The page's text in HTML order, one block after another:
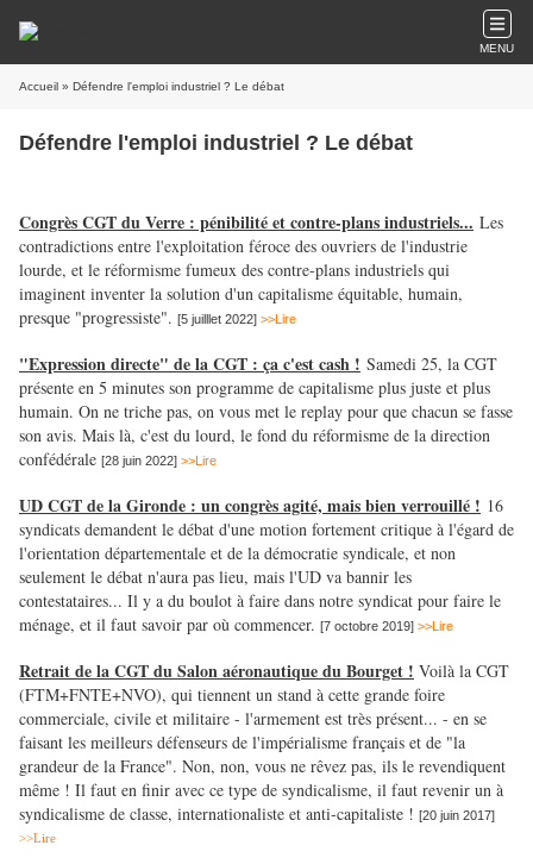
MENU
Accueil » Défendre l'emploi industriel ? Le débat
Défendre l'emploi industriel ? Le débat
Congrès CGT du Verre : pénibilité et contre-plans industriels... Les
contradictions entre l'exploitation féroce des ouvriers de l'industrie
lourde, et le réformisme fumeux des contre-plans industriels qui
imaginent inventer la solution d'un capitalisme équitable, humain,
presque "progressiste". [5 juilllet 2022] >>Lire
"Expression directe" de la CGT : ça c'est cash ! Samedi 25, la CGT
présente en 5 minutes son programme de capitalisme plus juste et plus
humain. On ne triche pas, on vous met le replay pour que chacun se fasse
son avis. Mais là, c'est du lourd, le fond du réformisme de la direction
confédérale [28 juin 2022] >>Lire
UD CGT de la Gironde : un congrès agité, mais bien verrouillé ! 16
syndicats demandent le débat d'une motion fortement critique à l'égard de
l'orientation départementale et de la démocratie syndicale, et non
seulement le débat n'aura pas lieu, mais l'UD va bannir les
contestataires... Il y a du boulot à faire dans notre syndicat pour faire le
ménage, et il faut savoir par où commencer. [7 octobre 2019] >>Lire
Retrait de la CGT du Salon aéronautique du Bourget ! Voilà la CGT
(FTM+FNTE+NVO), qui tiennent un stand à cette grande foire
commerciale, civile et militaire - l'armement est très présent... - en se
faisant les meilleurs défenseurs de l'impérialisme français et de "la
grandeur de la France". Non, non, vous ne rêvez pas, ils le revendiquent
même ! Il faut en finir avec ce type de syndicalisme, il faut revenir un à
syndicalisme de classe, internationaliste et anti-capitaliste ! [20 juin 2017]
>>Lire